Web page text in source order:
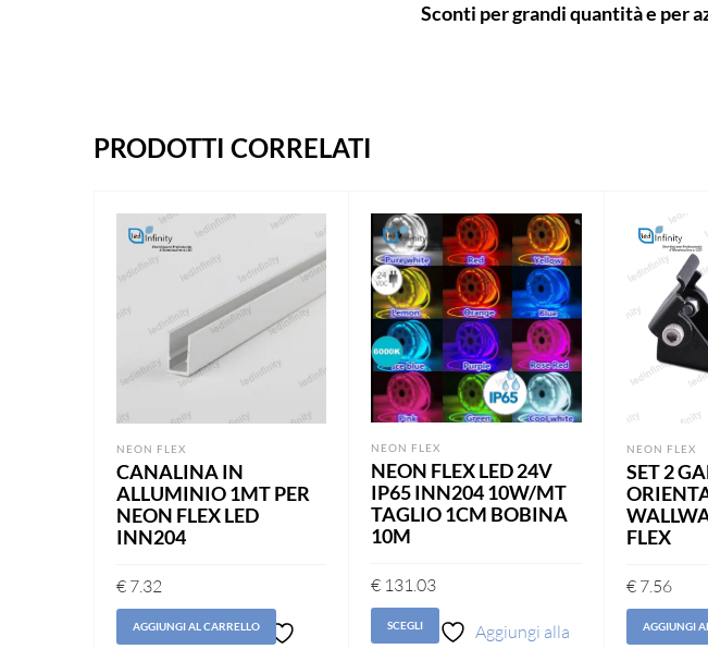
Sconti per grandi quantità e per
PRODOTTI CORRELATI
NEON FLEX
CANALINA IN
ALLUMINIO 1MT PER
NEON FLEX LED
INN204
€ 7.32
AGGIUNGI AL CARRELLO
NEON FLEX
NEON FLEX LED 24V
IP65 INN204 10W/MT
TAGLIO 1CM BOBINA
10M
€ 131.03
SCEGLI
Aggiungi alla
NEON FLEX
SET 2
FLEX
€7.56
AGGIUNGI